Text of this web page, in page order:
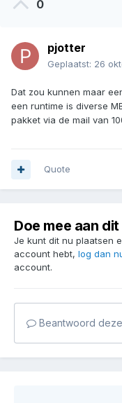
0
pjotter
Geplaatst: 26
Dat zou kunnen maar
een runtime is diverse
pakket via de mail van
Quote
Doe mee aan
Je kunt dit nu plaatsen
account hebt, log dan
account.
Beantwoord